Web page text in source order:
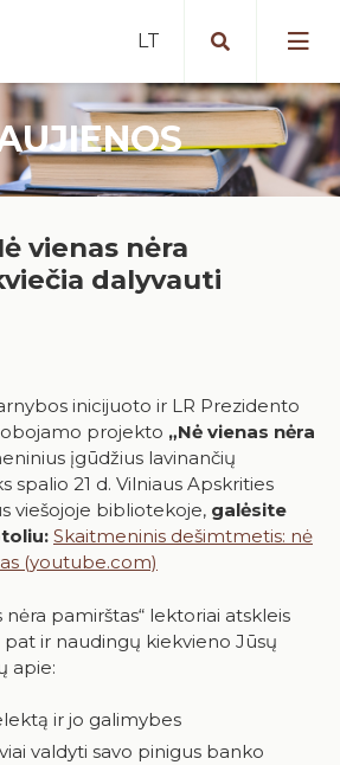
iBiblioteka.lt
leidiniai (2025 m. )
Lietuvos periodinės
straipsnių bazė
„E. paveldas“
knygų katalogas
knygų rekomendacijos
paslaugos
paslaugos
abonementas
projektai
projektai
renginiai
Birštono praeities
Moravskis
dokumentų fondas
medijose
skaitytoju?
Renginiai
užsiėmimai
rekomendacijos
vienas nėra
dalyvauti
inicijuoto ir LR Prezidento
projekto „Nė vienas nėra
įgūdžius lavinančių
spalio 21 d. Vilniaus Apskrities
viešojoje bibliotekoje, galėsite
Skaitmeninis dešimtmetis: nė
(youtube.com)
nėra pamirštas“ lektoriai atskleis
ir naudingų kiekvieno Jūsų
apie:
ir jo galimybes
valdyti savo pinigus banko